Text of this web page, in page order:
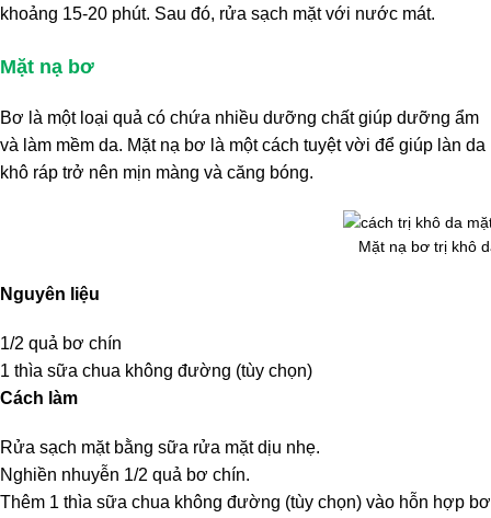
khoảng 15-20 phút. Sau đó, rửa sạch mặt với nước mát.
Mặt nạ bơ
Bơ là một loại quả có chứa nhiều dưỡng chất giúp dưỡng ẩm
và làm mềm da. Mặt nạ bơ là một cách tuyệt vời để giúp làn da
khô ráp trở nên mịn màng và căng bóng.
Mặt nạ bơ trị khô
Nguyên liệu
1/2 quả bơ chín
1 thìa sữa chua không đường (tùy chọn)
Cách làm
Rửa sạch mặt bằng sữa rửa mặt dịu nhẹ.
Nghiền nhuyễn 1/2 quả bơ chín.
Thêm 1 thìa sữa chua không đường (tùy chọn) vào hỗn hợp bơ